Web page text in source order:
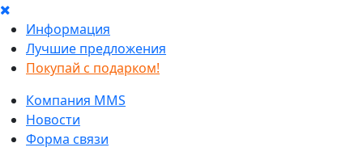
Информация
Лучшие предложения
Покупай с подарком!
Компания MMS
Новости
Форма связи